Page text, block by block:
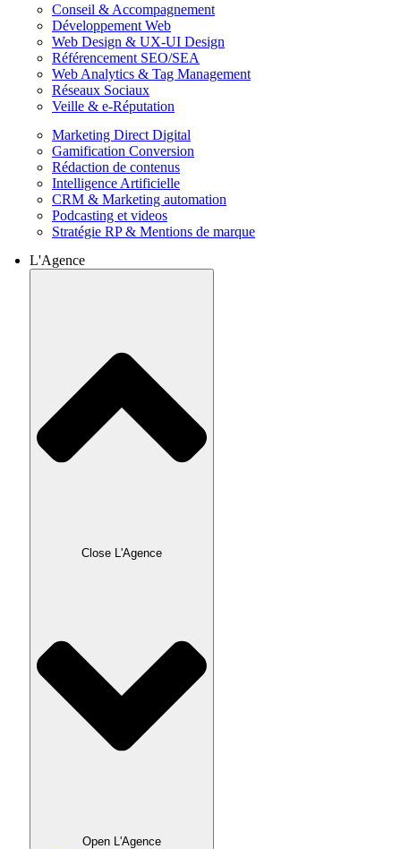
Conseil & Accompagnement
Développement Web
Web Design & UX-UI Design
Référencement SEO/SEA
Web Analytics & Tag Management
Réseaux Sociaux
Veille & e-Réputation
Marketing Direct Digital
Gamification Conversion
Rédaction de contenus
Intelligence Artificielle
CRM & Marketing automation
Podcasting et videos
Stratégie RP & Mentions de marque
L'Agence
Close L'Agence
Open L'Agence